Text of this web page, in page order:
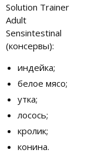
Solution Trainer
Adult
Sensintestinal
(консервы):
индейка;
белое мясо;
утка;
лосось;
кролик;
конина.